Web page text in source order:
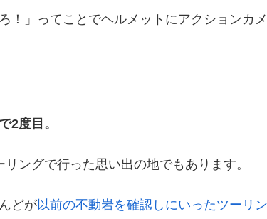
！」ってことでヘルメットにアクションカ
2度目。
ングで行った思い出の地でもあります。
どが以前の不動岩を確認しにいったツーリ